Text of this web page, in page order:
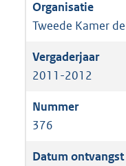
Tweede Kamer
2011-2012
376